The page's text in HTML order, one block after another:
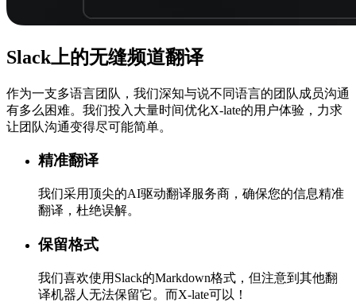
Slack上的无缝频道翻译
作为一支多语言团队，我们深知与说不同语言的团队成员沟通
有多么困难。我们投入大量时间优化X-late的用户体验，力求
让团队沟通变得尽可能简单。
精准翻译
我们采用顶尖的AI驱动翻译服务商，确保您的信息精准
翻译，杜绝误解。
保留格式
我们喜欢使用Slack的Markdown格式，但注意到其他翻
译机器人无法保留它。而X-late可以！